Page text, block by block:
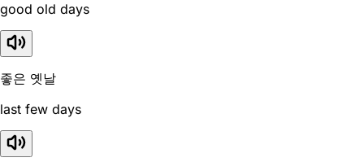
good old days
좋은 옛날
last few days